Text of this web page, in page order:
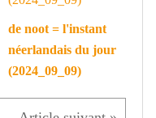
de noot = l'instant
néerlandais du jour
(2024_09_09)